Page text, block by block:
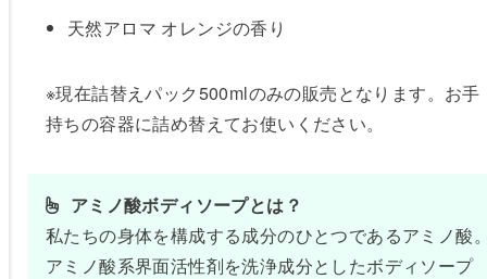
天然アロマ オレンジの香り
※現在詰替えパック500mlのみの販売となります。お手
持ちの容器に詰め替えてお使いください。
アミノ酸ボディソープとは？
私たちの身体を構成する成分のひとつであるアミノ酸
アミノ酸系界面活性剤を洗浄成分としたボディソープ